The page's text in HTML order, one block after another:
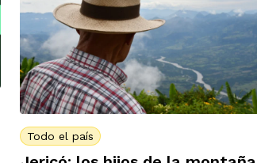
Todo el país